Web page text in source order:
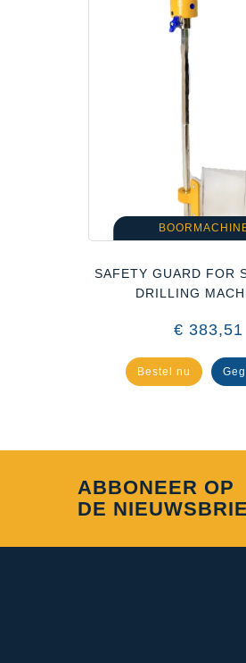
SAFETY GUARD FOR
DRILLING
€ 383,51
Bestel nu
ABBONEER OP
DE